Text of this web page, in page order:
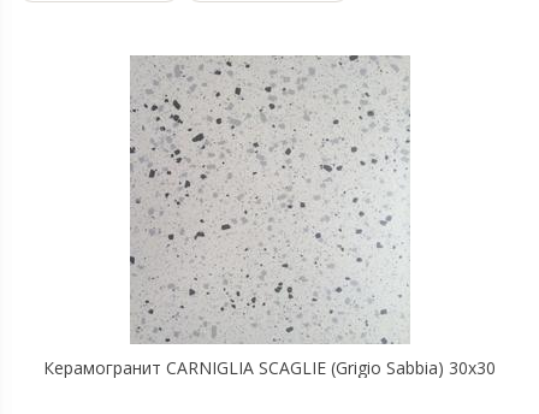
Керамогранит CARNIGLIA SCAGLIE (Grigio Sabbia) 30х30